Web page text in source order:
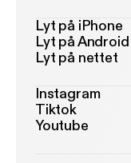
Lyt på iPhone
Lyt på Android
Lyt på nettet
Instagram
Tiktok
Youtube